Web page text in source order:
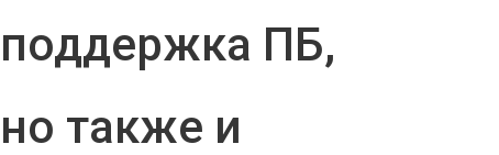
поддержка ПБ,
но также и